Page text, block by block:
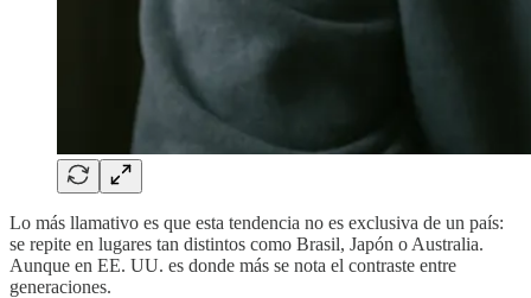
Lo más llamativo es que esta tendencia no es exclusiva de un país:
se repite en lugares tan distintos como Brasil, Japón o Australia.
Aunque en EE. UU. es donde más se nota el contraste entre
generaciones.